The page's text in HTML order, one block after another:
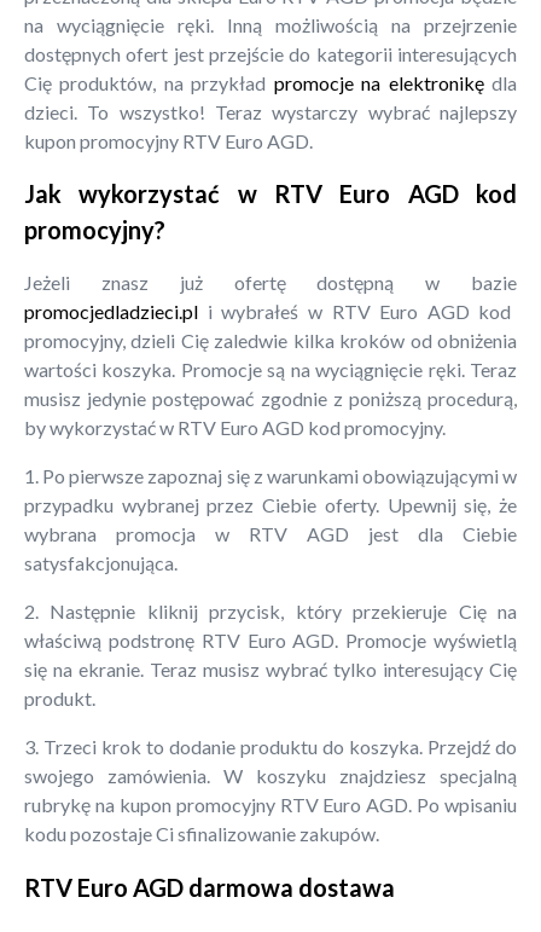
na wyciągnięcie ręki. Inną możliwością na przejrzenie
dostępnych ofert jest przejście do kategorii interesujących
Cię produktów, na przykład promocje na elektronikędla
dzieci. To wszystko! Teraz wystarczy wybrać najlepszy
kupon promocyjny RTV Euro AGD.
Jak wykorzystać w RTV Euro AGD kod
promocyjny?
Jeżeli znasz już ofertę dostępną w bazie
promocjedladzieci.pl i wybrałeś w RTV Euro AGD kod
promocyjny, dzieli Cię zaledwie kilka kroków od obniżenia
wartości koszyka. Promocje są na wyciągnięcie ręki. Teraz
musisz jedynie postępować zgodnie z poniższą procedurą,
by wykorzystać w RTV Euro AGD kod promocyjny.
1. Po pierwsze zapoznaj się z warunkami obowiązującymi w
przypadku wybranej przez Ciebie oferty. Upewnij się, że
wybrana promocja w RTV AGD jest dla Ciebie
satysfakcjonująca.
2. Następnie kliknij przycisk, który przekieruje Cię na
właściwą podstronę RTV Euro AGD. Promocje wyświetlą
się na ekranie. Teraz musisz wybrać tylko interesujący Cię
produkt.
3. Trzeci krok to dodanie produktu do koszyka. Przejdź do
swojego zamówienia. W koszyku znajdziesz specjalną
rubrykę na kupon promocyjny RTV Euro AGD. Po wpisaniu
kodu pozostaje Ci sfinalizowanie zakupów.
RTV Euro AGD darmowa dostawa